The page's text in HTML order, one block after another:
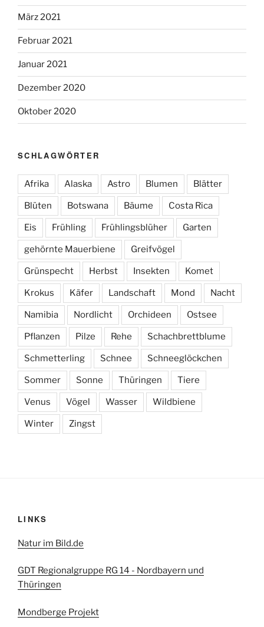
März 2021
Februar 2021
Januar 2021
Dezember 2020
Oktober 2020
SCHLAGWÖRTER
Afrika Alaska Astro Blumen Blätter
Blüten Botswana Bäume Costa Rica
Eis Frühling Frühlingsblüher Garten
gehörnte Mauerbiene Greifvögel
Grünspecht Herbst Insekten Komet
Krokus Käfer Landschaft Mond Nacht
Namibia Nordlicht Orchideen Ostsee
Pflanzen Pilze Rehe Schachbrettblume
Schmetterling Schnee Schneeglöckchen
Sommer Sonne Thüringen Tiere
Venus Vögel Wasser Wildbiene
Winter Zingst
LINKS
Natur im Bild.de
GDT Regionalgruppe RG 14 - Nordbayern und
Thüringen
Mondberge Projekt